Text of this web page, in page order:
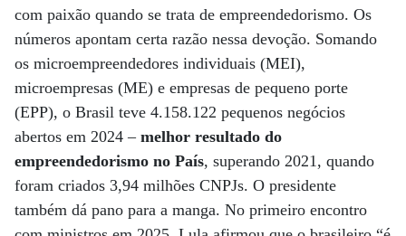
com paixão quando se trata de empreendedorismo. Os
números apontam certa razão nessa devoção. Somando
os microempreendedores individuais (MEI),
microempresas (ME) e empresas de pequeno porte
(EPP), o Brasil teve 4.158.122 pequenos negócios
abertos em 2024 –melhor resultado do
empreendedorismo no País, superando 2021, quando
foram criados 3,94 milhões CNPJs. O presidente
também dá pano para a manga. No primeiro encontro